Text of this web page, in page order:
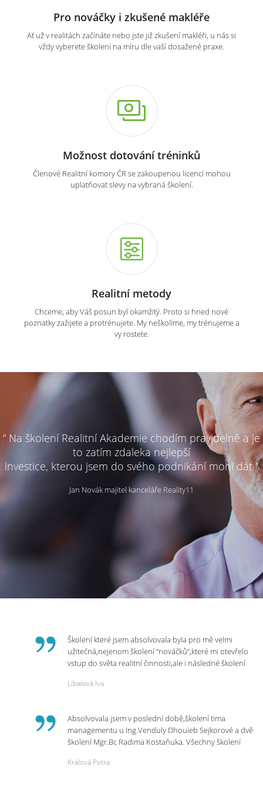
Pro nováčky i zkušené makléře
Ať už v realitách začínáte nebo jste již zkušení makléři, u nás si
vždy vyberete školení na míru dle vaší dosažené praxe.
Možnost dotování tréninků
Členové Realitní komory ČR se zakoupenou licencí mohou
uplatňovat slevy na vybraná školení.
Realitní metody
Chceme, aby Váš posun byl okamžitý. Proto si hned nové
poznatky zažijete a protrénujete. My neškolíme, my trénujeme a
vy rostete.
“ Na školení Realitní Akademie chodím pravidelně a je
to zatím zdaleka nejlepší
investice, kterou jsem do svého podnikání mohl dát ”
Jan Novák majitel kanceláře Reality11
Školení které jsem absolvovala byla pro mě velmi
užitečná,nejenom školení “nováčků“,které mi otevřelo
vstup do světa realitní činnosti,ale i následné školení
p.Vendulce která s nesmírnou lidskostí,přesto
potřebná školení,která Realitní Akademie umožňuje.
Líbalová Iva
Absolvovala jsem v poslední době,školení tima
managementu u Ing.Venduly Dhouieb Sejkorové a dvě
školení Mgr.Bc Radima Kostaňuka. Všechny školení
práci a na život.
Králová Petra